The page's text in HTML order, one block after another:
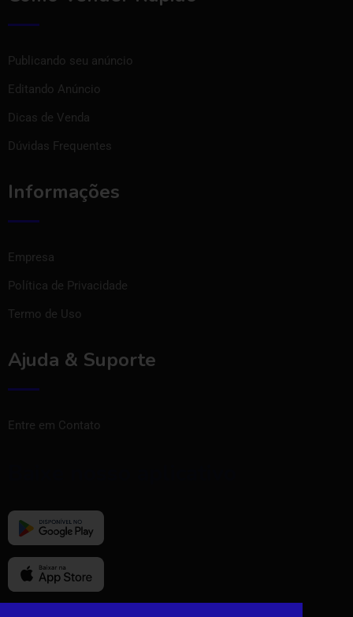
Publicando seu anúncio
Editando Anúncio
Dicas de Venda
Dúvidas Frequentes
Informações
Empresa
Política de Privacidade
Termo de Uso
Ajuda & Suporte
Entre em Contato